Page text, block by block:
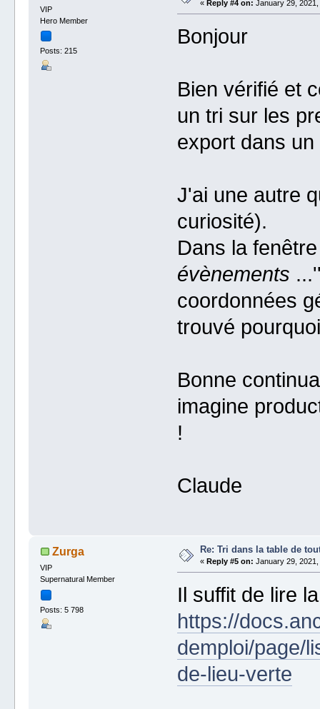
VIP
Hero Member
Posts: 215
«Reply #4 on: January 29,
Bonjour
Bien vérifié et
un tri sur les
export dans
J'ai une autre
curiosité).
Dans la
évènements
coordonnées
trouvé pourquoi
Bonne
imagine
!
Claude
Zurga
VIP
Supernatural Member
Posts: 5 798
Re: Tri dans la table de
«Reply #5 on: January 29,
Il suffit de lire
https://
demploi/page/
de-lieu-verte